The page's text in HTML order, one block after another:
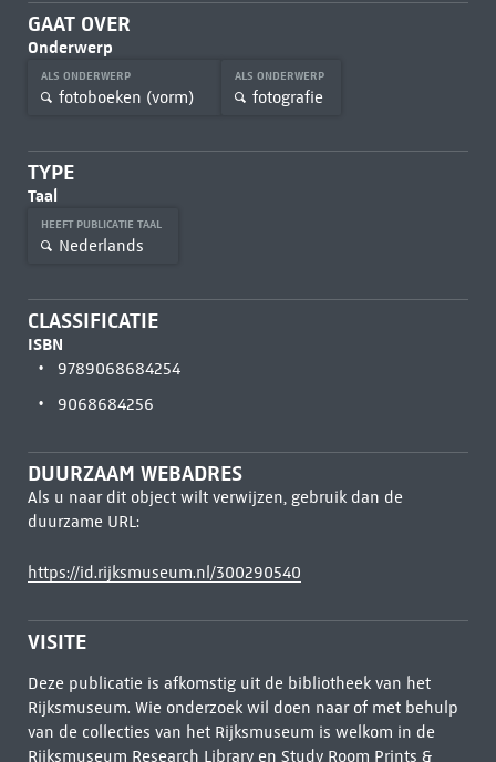
GAAT OVER
Onderwerp
ALS ONDERWERP
fotoboeken (vorm)
ALS ONDERWERP
fotografie
TYPE
Taal
HEEFT PUBLICATIE TAAL
Nederlands
CLASSIFICATIE
ISBN
9789068684254
9068684256
DUURZAAM WEBADRES
Als u naar dit object wilt verwijzen, gebruik dan de
duurzame URL:
https://id.rijksmuseum.nl/300290540
VISITE
Deze publicatie is afkomstig uit de bibliotheek van het
Rijksmuseum. Wie onderzoek wil doen naar of met behulp
van de collecties van het Rijksmuseum is welkom in de
Rijksmuseum Research Libraryen Study Room Prints &